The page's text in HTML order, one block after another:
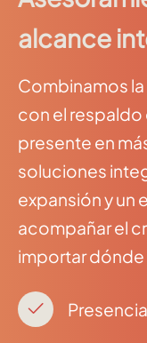
alcance
Combinamos
con el respaldo
presente en
soluciones
expansión y un
acompañar el
importar